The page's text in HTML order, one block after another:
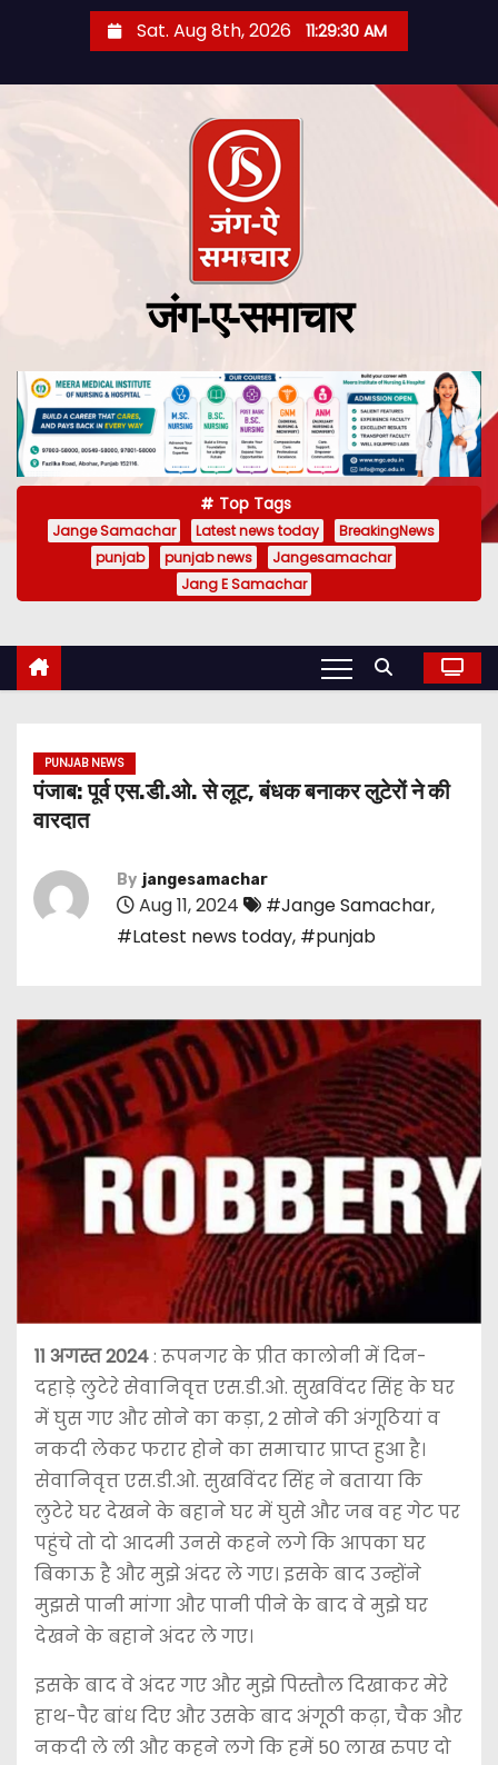
Sat. Aug 8th, 2026 11:29:30 AM
जंग-ए-समाचार
Top Tags
Jange Samachar Latest news today
BreakingNews
punjab
punjab news
Jangesamachar
Jang E Samachar
PUNJAB NEWS
पंजाब: पूर्व एस.डी.ओ. से लूट, बंधक बनाकर लुटेरों ने की
वारदात
By jangesamachar
Aug 11, 2024 #Jange Samachar,
#Latest news today, #punjab
11 अगस्त 2024: रूपनगर के प्रीत कालोनी में दिन-
दहाड़े लुटेरे सेवानिवृत्त एस.डी.ओ. सुखविंदर सिंह के घर
में घुस गए और सोने का कड़ा, 2 सोने की अंगूठियां व
नकदी लेकर फरार होने का समाचार प्राप्त हुआ है।
सेवानिवृत्त एस.डी.ओ. सुखविंदर सिंह ने बताया कि
लुटेरे घर देखने के बहाने घर में घुसे और जब वह गेट पर
पहुंचे तो दो आदमी उनसे कहने लगे कि आपका घर
बिकाऊ है और मुझे अंदर ले गए। इसके बाद उन्होंने
मुझसे पानी मांगा और पानी पीने के बाद वे मुझे घर
देखने के बहाने अंदर ले गए।
इसके बाद वे अंदर गए और मुझे पिस्तौल दिखाकर मेरे
हाथ-पैर बांध दिए और उसके बाद अंगूठी कढ़ा, चैक और
नकदी ले ली और कहने लगे कि हमें 50 लाख रुपए दो